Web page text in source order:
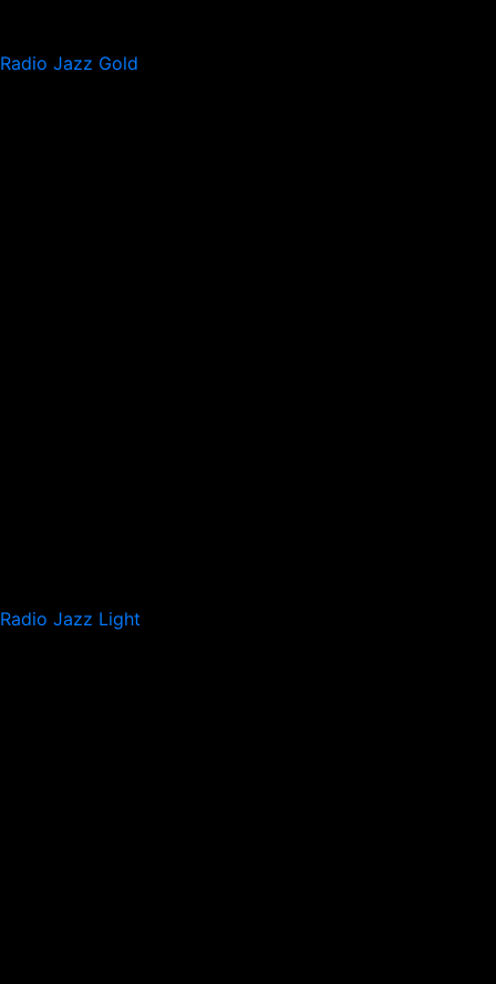
Radio Jazz Gold
Radio Jazz Light